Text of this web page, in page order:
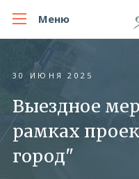
Меню
30 ИЮНЯ 2025
Выездное
рамках
город"